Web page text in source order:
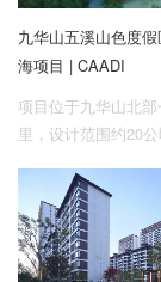
九华山五溪山色度
海项目 | CAADI
项目位于九华山北
里，设计范围约20